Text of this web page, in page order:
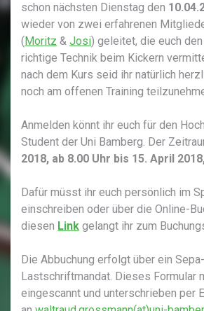
schon nächsten Dienstag den
wieder von zwei erfahrenen
(Moritz & Josi) geleitet, die euch
richtige Technik beim Kickern
nach dem Kurs seid ihr natürlich
noch am offenen Training
Anmelden könnt ihr euch für den
Student der Uni Bamberg. Der
2018, ab 8.00 Uhr bis 15. April
Dafür müsst ihr euch persönlich im
einschreiben oder über die Online-
diesen Link gelangt ihr zum
Die Abbuchung erfolgt über ein Sepa-
Lastschriftmandat. Dieses Formular
eingescannt und unterschrieben per